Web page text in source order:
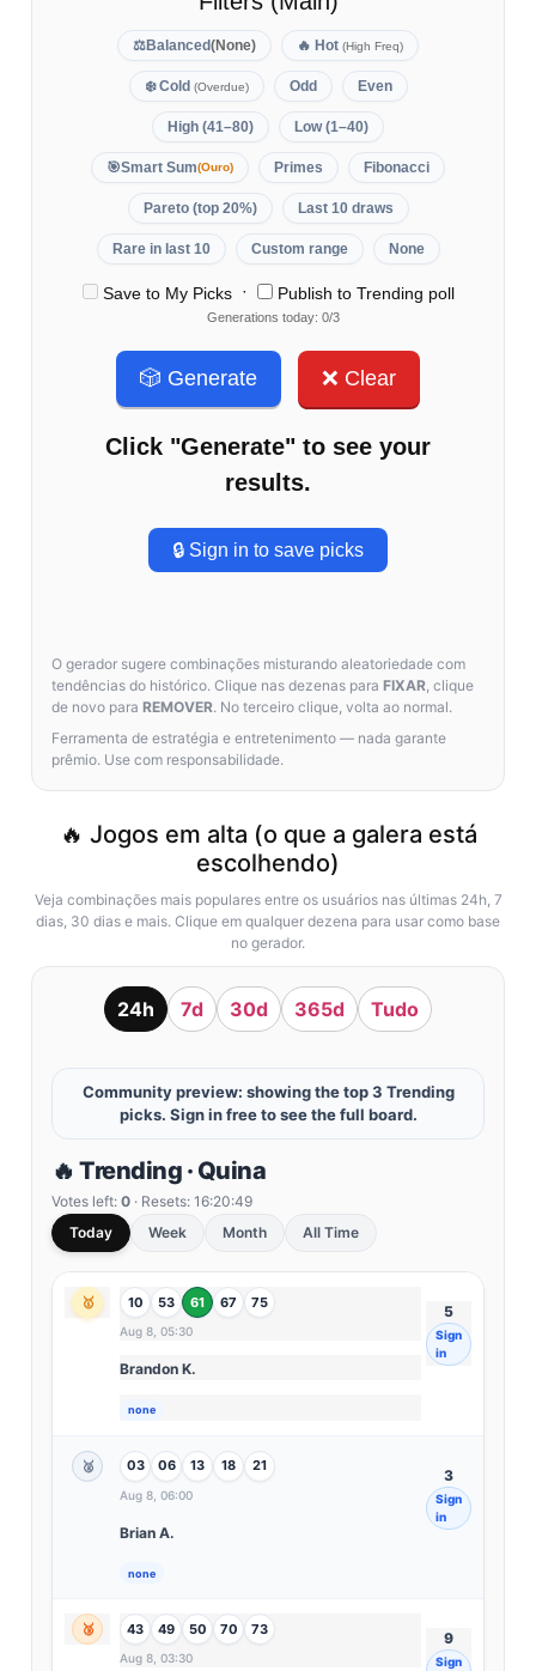
⚖️Balanced(None) 🔥 Hot (High Freq)
❄️Cold (Overdue) Odd Even
High (41–80) Low (1–40)
🎯Smart Sum(Ouro) Primes Fibonacci
Pareto (top 20%) Last 10 draws
Rare in last 10 Custom range None
Save to My Picks· Publish to Trending poll
Generations today: 0/3
🎲 Generate ❌ Clear
Click "Generate" to see your
results.
🔒 Sign in to save picks
O gerador sugere combinações misturando aleatoriedade com
tendências do histórico. Clique nas dezenas para FIXAR, clique
de novo para REMOVER. No terceiro clique, volta ao normal.
Ferramenta de estratégia e entretenimento — nada garante
prêmio. Use com responsabilidade.
🔥 Jogos em alta (o que a galera está
escolhendo)
Veja combinações mais populares entre os usuários nas últimas 24h, 7
dias, 30 dias e mais. Clique em qualquer dezena para usar como base
no gerador.
24h 7d 30d 365d Tudo
Community preview: showing the top 3 Trending
picks. Sign in free to see the full board.
🔥 Trending · Quina
Votes left: 0 · Resets: 16:20:47
Today
Week Month All Time
🥇 10 53 61 67 75
Aug 8, 05:30
none
Brandon K.
5
Sign
in
🥈 03 06 13 18 21
Aug 8, 06:00
none
Brian A.
3
Sign
in
🥉 43 49 50 70 73
Aug 8, 03:30
9
Sign